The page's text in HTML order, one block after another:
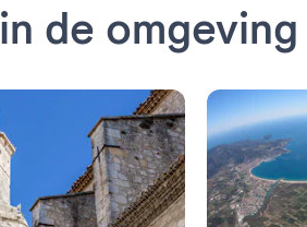
de omgeving